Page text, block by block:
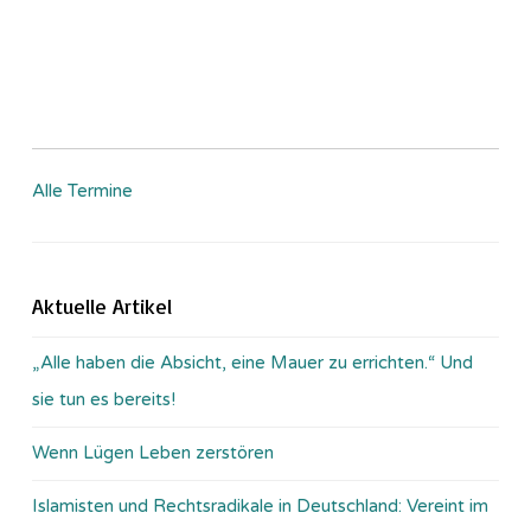
Alle Termine
Aktuelle Artikel
„Alle haben die Absicht, eine Mauer zu errichten.“ Und
sie tun es bereits!
Wenn Lügen Leben zerstören
Islamisten und Rechtsradikale in Deutschland: Vereint im